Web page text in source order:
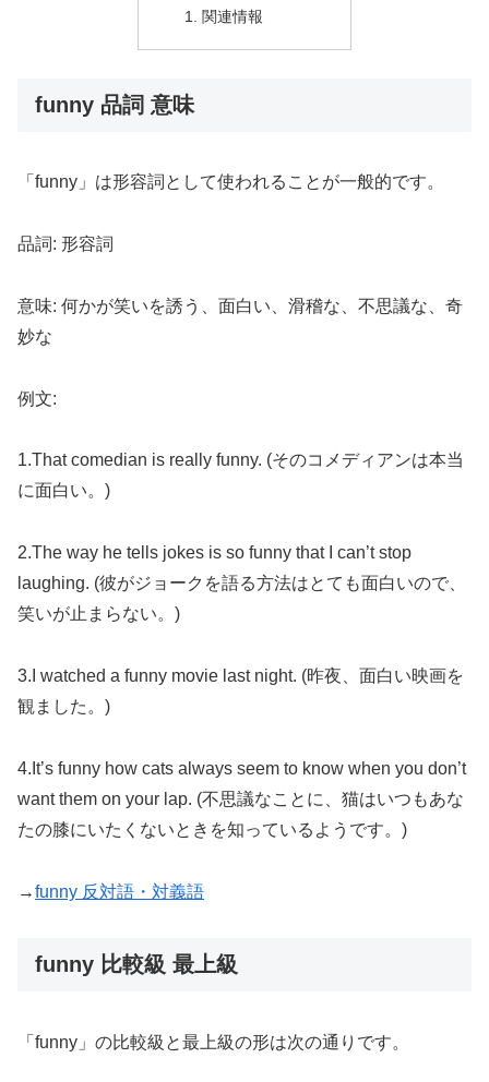
関連情報
funny 品詞 意味
「funny」は形容詞として使われることが一般的です。
品詞: 形容詞
意味: 何かが笑いを誘う、面白い、滑稽な、不思議な、奇
妙な
例文:
1.That comedian is really funny. (そのコメディアンは本当
に面白い。)
2.The way he tells jokes is so funny that I can’t stop
laughing. (彼がジョークを語る方法はとても面白いので、
笑いが止まらない。)
3.I watched a funny movie last night. (昨夜、面白い映画を
観ました。)
4.It’s funny how cats always seem to know when you don’t
want them on your lap. (不思議なことに、猫はいつもあな
たの膝にいたくないときを知っているようです。)
→funny 反対語・対義語
funny 比較級 最上級
「funny」の比較級と最上級の形は次の通りです。